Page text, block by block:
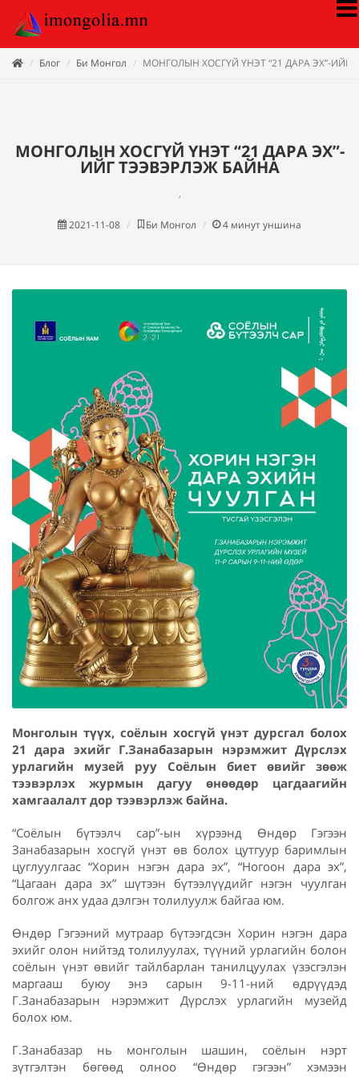
Блог Би Монгол МОНГОЛЫН ХОСГҮЙ ҮНЭТ “21 ДАРА ЭХ”-ИЙГ
МОНГОЛЫН ХОСГҮЙ ҮНЭТ “21 ДАРА ЭХ”-
ИЙГ ТЭЭВЭРЛЭЖ БАЙНА
,
2021-11-08 Би Монгол 4 минут уншина
Монголын түүх, соёлын хосгүй үнэт дурсгал болох
21 дара эхийг Г.Занабазарын нэрэмжит Дүрслэх
урлагийн музей руу Соёлын биет өвийг зөөж
тээвэрлэх журмын дагуу өнөөдөр цагдаагийн
хамгаалалт дор тээвэрлэж байна.
“Соёлын бүтээлч сар”-ын хүрээнд Өндөр Гэгээн
Занабазарын хосгүй үнэт өв болох цутгуур баримлын
цуглуулгаас “Хорин нэгэн дара эх”, “Ногоон дара эх”,
“Цагаан дара эх” шүтээн бүтээлүүдийг нэгэн чуулган
болгож анх удаа дэлгэн толилуулж байгаа юм.
Өндөр Гэгээний мутраар бүтээгдсэн Хорин нэгэн дара
эхийг олон нийтэд толилуулах, түүний урлагийн болон
соёлын үнэт өвийг тайлбарлан танилцуулах үзэсгэлэн
маргааш буюу энэ сарын 9-11-ний өдрүүдэд
Г.Занабазарын нэрэмжит Дүрслэх урлагийн музейд
болох юм.
Г.Занабазар нь монголын шашин, соёлын нэрт
зүтгэлтэн бөгөөд олноо “Өндөр гэгээн” хэмээн